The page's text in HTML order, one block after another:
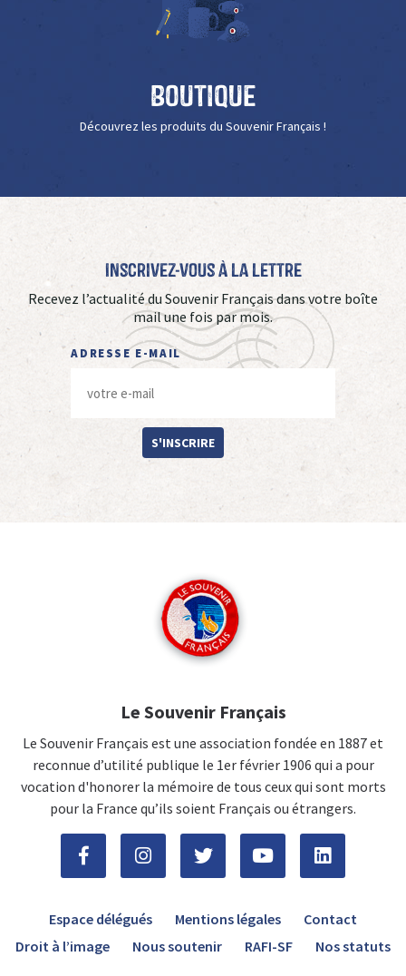
Boutique
Découvrez les produits du Souvenir Français !
Inscrivez-vous à La Lettre
Recevez l’actualité du Souvenir Français dans votre boîte
mail une fois par mois.
ADRESSE E-MAIL
S'INSCRIRE
Le Souvenir Français
Le Souvenir Français est une association fondée en 1887 et
reconnue d’utilité publique le 1er février 1906 qui a pour
vocation d'honorer la mémoire de tous ceux qui sont morts
pour la France qu’ils soient Français ou étrangers.
Espace délégués Mentions légales
Contact
Droit à l’image
Nous soutenir RAFI-SF Nos statuts